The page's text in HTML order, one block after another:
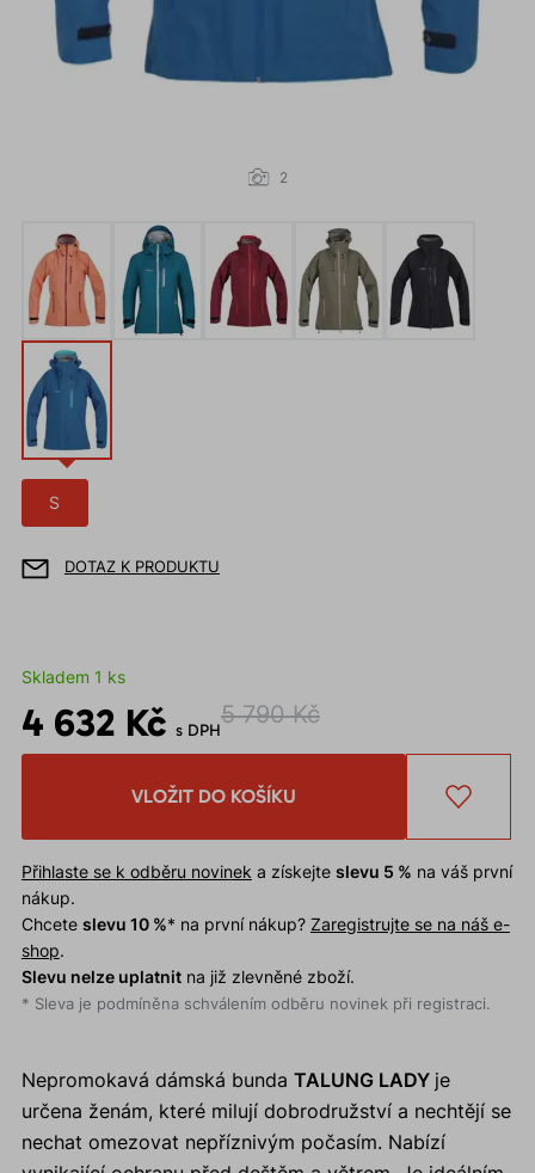
2
S
DOTAZ K PRODUKTU
Skladem 1 ks
4 632 Kč s DPH
5 790 Kč
VLOŽIT DO KOŠÍKU
Přihlaste se k odběru novinek a získejte slevu 5 % na váš první
nákup.
Chcete slevu 10 %* na první nákup? Zaregistrujte se na náš e-
shop.
Slevu nelze uplatnitna již zlevněné zboží.
* Sleva je podmíněna schválením odběru novinek při registraci.
Nepromokavá dámská bunda TALUNG LADY je
určena ženám, které milují dobrodružství a nechtějí se
nechat omezovat nepříznivým počasím. Nabízí